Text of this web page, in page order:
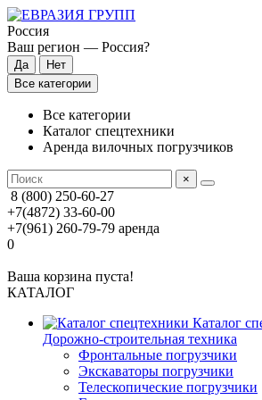
Россия
Ваш регион — Россия?
Все категории
Все категории
Каталог спецтехники
Аренда вилочных погрузчиков
×
8 (800) 250-60-27
+7(4872) 33-60-00
+7(961) 260-79-79 аренда
0
Ваша корзина пуста!
КАТАЛОГ
Каталог
Дорожно-строительная техника
Фронтальные погрузчики
Экскаваторы погрузчики
Телескопические погрузчики